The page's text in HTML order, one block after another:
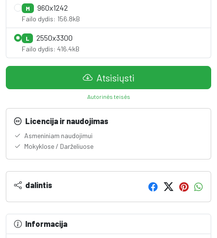
M 960x1242
Failo dydis: 156.8kB
L 2550x3300
Failo dydis: 416.4kB
Atsisiųsti
Autorinės teisės
Licencija ir naudojimas
Asmeniniam naudojimui
Mokyklose / Darželiuose
dalintis
Informacija